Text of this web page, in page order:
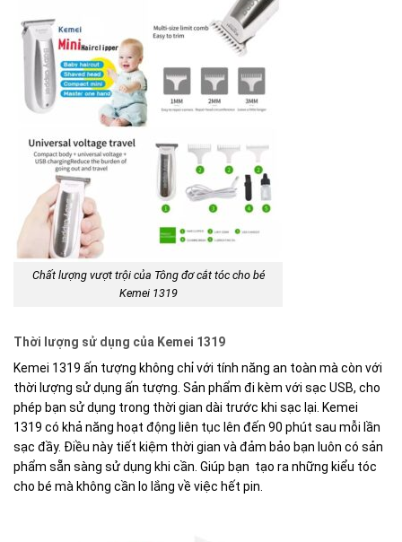
Chất lượng vượt trội của Tông đơ cắt tóc cho bé
Kemei 1319
Thời lượng sử dụng của Kemei 1319
Kemei 1319 ấn tượng không chỉ với tính năng an toàn mà còn với
thời lượng sử dụng ấn tượng. Sản phẩm đi kèm với sạc USB, cho
phép bạn sử dụng trong thời gian dài trước khi sạc lại. Kemei
1319 có khả năng hoạt động liên tục lên đến 90 phút sau mỗi lần
sạc đầy. Điều này tiết kiệm thời gian và đảm bảo bạn luôn có sản
phẩm sẵn sàng sử dụng khi cần. Giúp bạn tạo ra những kiểu tóc
cho bé mà không cần lo lắng về việc hết pin.